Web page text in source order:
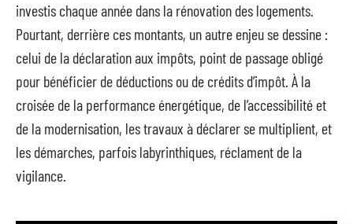
investis chaque année dans la rénovation des logements.
Pourtant, derrière ces montants, un autre enjeu se dessine :
celui de la déclaration aux impôts, point de passage obligé
pour bénéficier de déductions ou de crédits d’impôt. À la
croisée de la performance énergétique, de l’accessibilité et
de la modernisation, les travaux à déclarer se multiplient, et
les démarches, parfois labyrinthiques, réclament de la
vigilance.